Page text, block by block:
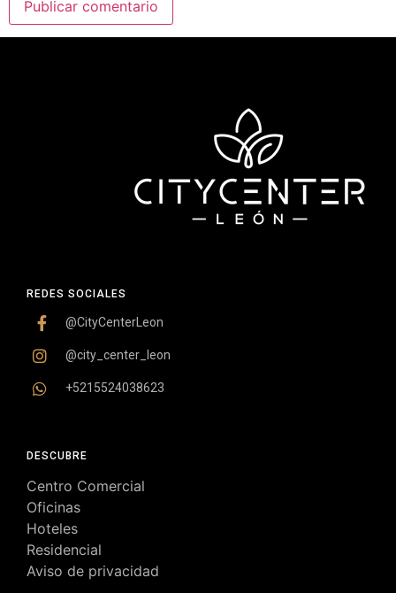
DESCUBRE
Centro Comercial
Oficinas
Hoteles
Residencial
Aviso de privacidad
REDES SOCIALES
@CityCenterLeon
@city_center_leon
+5215524038623